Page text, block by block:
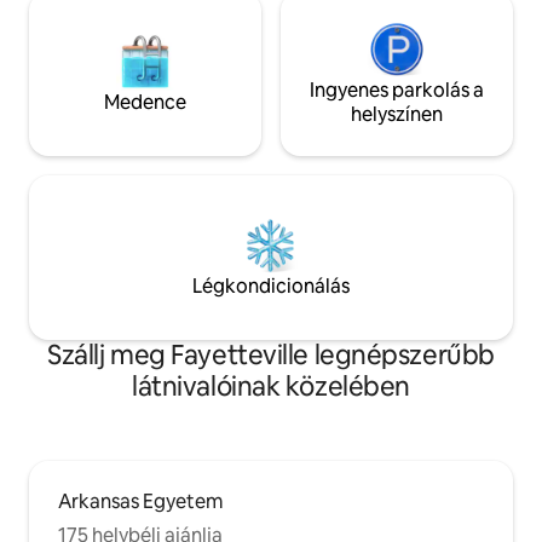
Medence
Ingyenes parkolás a
helyszínen
Légkondicionálás
Szállj meg Fayetteville legnépszerűbb
látnivalóinak közelében
Arkansas Egyetem
175 helybéli ajánlja